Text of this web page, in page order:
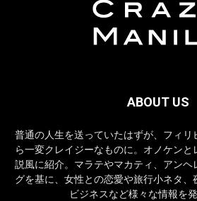
ABOUT US
普通の人生を送っていたはずが、フィ
ら一変クレイジーなものに。オノケン
説風に紹介。マラテやマカティ、アンヘ
グを基に、女性との恋愛や旅行小ネタ
ビジネスなど様々な情報を発